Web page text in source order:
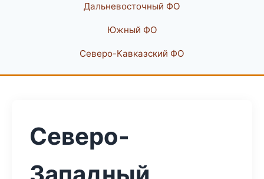
Дальневосточный ФО
Южный ФО
Северо-Кавказский ФО
Северо-